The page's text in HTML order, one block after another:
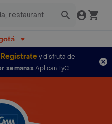
Regístratey disfruta de
semanas Aplican TyC